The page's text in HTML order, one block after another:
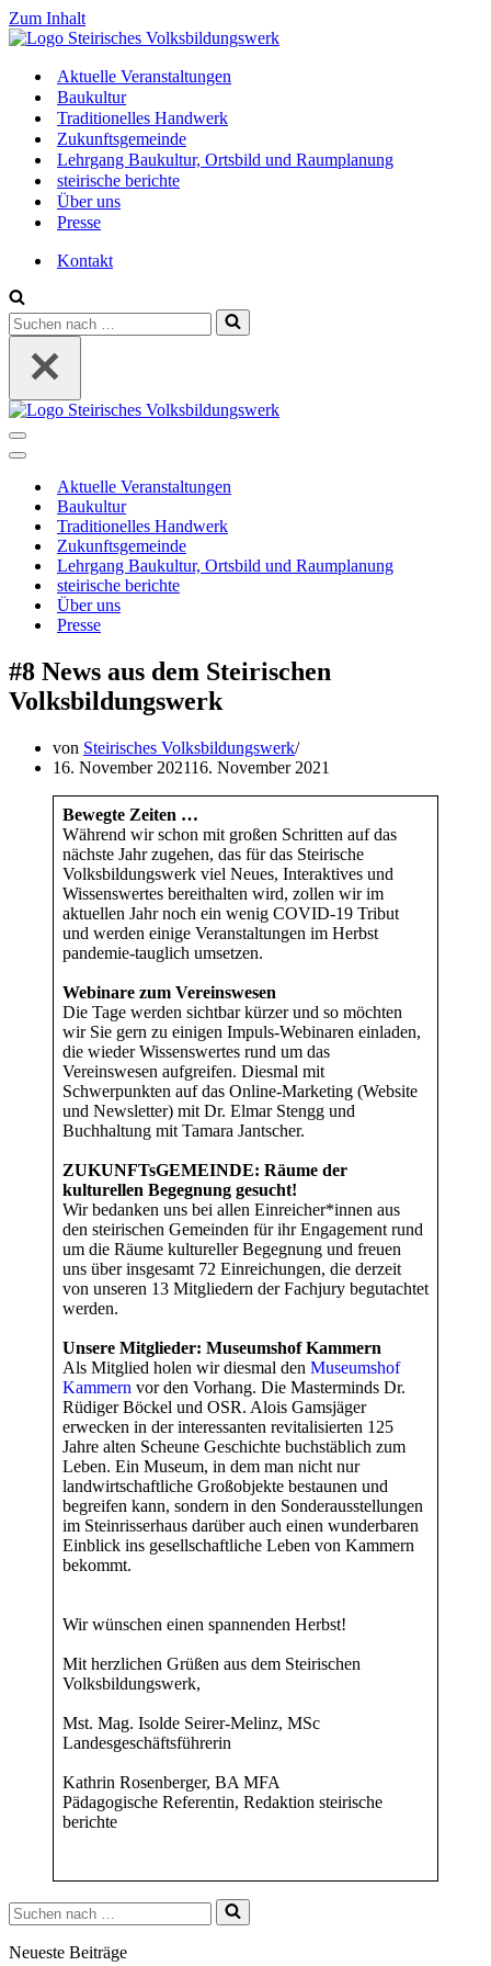
Zum Inhalt
Aktuelle Veranstaltungen
Baukultur
Traditionelles Handwerk
Zukunftsgemeinde
Lehrgang Baukultur, Ortsbild und Raumplanung
steirische berichte
Über uns
Presse
Kontakt
Suchen
nach …
Navigations-
Menü
Navigations-
Aktuelle Veranstaltungen
Baukultur
Traditionelles Handwerk
Zukunftsgemeinde
Lehrgang Baukultur, Ortsbild und Raumplanung
steirische berichte
Über uns
Presse
#8 News aus dem Steirischen
Volksbildungswerk
von Steirisches Volksbildungswerk
16. November 202116. November 2021
Bewegte Zeiten …
Während wir schon mit großen Schritten auf das
nächste Jahr zugehen, das für das Steirische
Volksbildungswerk viel Neues, Interaktives und
Wissenswertes bereithalten wird, zollen wir im
aktuellen Jahr noch ein wenig COVID-19 Tribut
und werden einige Veranstaltungen im Herbst
pandemie-tauglich umsetzen.
Webinare zum Vereinswesen
Die Tage werden sichtbar kürzer und so möchten
wir Sie gern zu einigen Impuls-Webinaren einladen,
die wieder Wissenswertes rund um das
Vereinswesen aufgreifen. Diesmal mit
Schwerpunkten auf das Online-Marketing (Website
und Newsletter) mit Dr. Elmar Stengg und
Buchhaltung mit Tamara Jantscher.
ZUKUNFTsGEMEINDE: Räume der
kulturellen Begegnung gesucht!
Wir bedanken uns bei allen Einreicher*innen aus
den steirischen Gemeinden für ihr Engagement rund
um die Räume kultureller Begegnung und freuen
uns über insgesamt 72 Einreichungen, die derzeit
von unseren 13 Mitgliedern der Fachjury begutachtet
werden.
Unsere Mitglieder: Museumshof Kammern
Als Mitglied holen wir diesmal den Museumshof
Kammern vor den Vorhang. Die Masterminds Dr.
Rüdiger Böckel und OSR. Alois Gamsjäger
erwecken in der interessanten revitalisierten 125
Jahre alten Scheune Geschichte buchstäblich zum
Leben. Ein Museum, in dem man nicht nur
landwirtschaftliche Großobjekte bestaunen und
begreifen kann, sondern in den Sonderausstellungen
im Steinrisserhaus darüber auch einen wunderbaren
Einblick ins gesellschaftliche Leben von Kammern
bekommt.
Wir wünschen einen spannenden Herbst!
Mit herzlichen Grüßen aus dem Steirischen
Volksbildungswerk,
Mst. Mag. Isolde Seirer-Melinz, MSc
Landesgeschäftsführerin
Kathrin Rosenberger, BA MFA
Pädagogische Referentin, Redaktion steirische
berichte
Suchen
nach …
Neueste Beiträge